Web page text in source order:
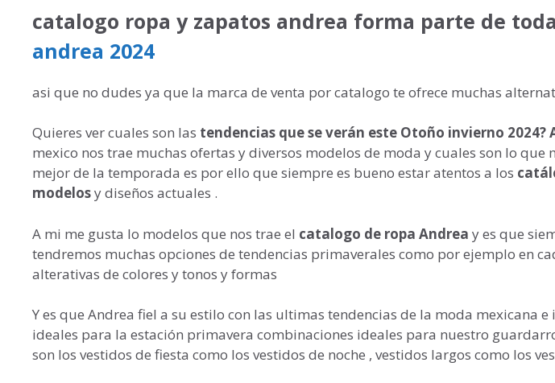
catalogo ropa y zapatos andrea forma parte de
andrea 2024
asi que no dudes ya que la marca de venta por catalogo te ofrece muchas
Quieres ver cuales son las tendencias que se verán este Otoño invierno 2024?
mexico nos trae muchas ofertas y diversos modelos de moda y cuales son lo que
mejor de la temporada es por ello que siempre es bueno estar atentos a los
modelosy diseños actuales .
A mi me gusta lo modelos que nos trae el catalogo de ropa Andrea y es que
tendremos muchas opciones de tendencias primaverales como por ejemplo en
alterativas de colores y tonos y formas
Y es que Andrea fiel a su estilo con las ultimas tendencias de la moda mexicana
ideales para la estación primavera combinaciones ideales para nuestro
son los vestidos de fiesta como los vestidos de noche , vestidos largos como los